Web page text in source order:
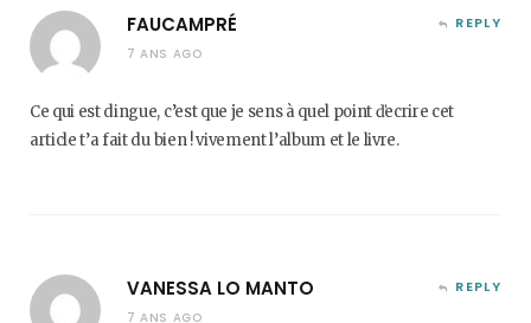
FAUCAMPRÉ
7 ANS AGO
REPLY
Ce qui est dingue, c’est que je sens à quel point ďecrire cet
article t’a fait du bien ! vivement l’album et le livre.
VANESSA LO MANTO
7 ANS AGO
REPLY